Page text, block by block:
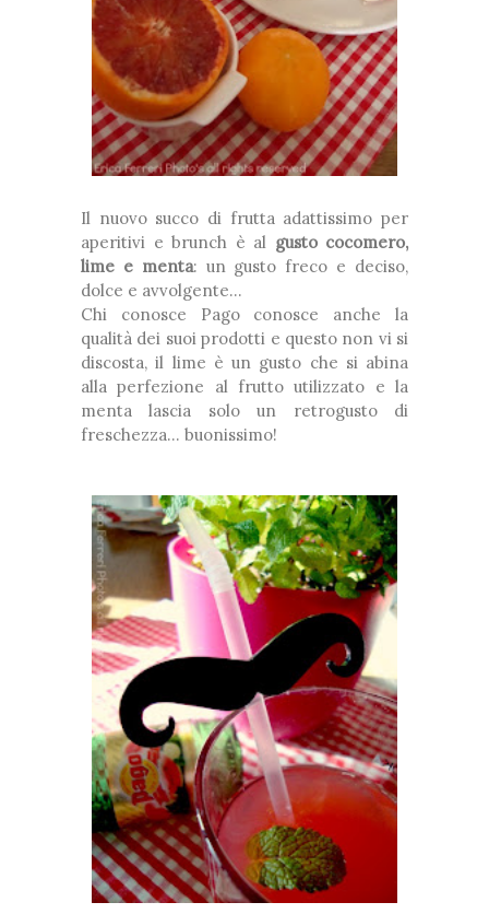
Il nuovo succo di frutta adattissimo per
aperitivi e brunch è al gusto cocomero,
lime e menta: un gusto freco e deciso,
dolce e avvolgente...
Chi conosce Pago conosce anche la
qualità dei suoi prodotti e questo non vi si
discosta, il lime è un gusto che si abina
alla perfezione al frutto utilizzato e la
menta lascia solo un retrogusto di
freschezza... buonissimo!